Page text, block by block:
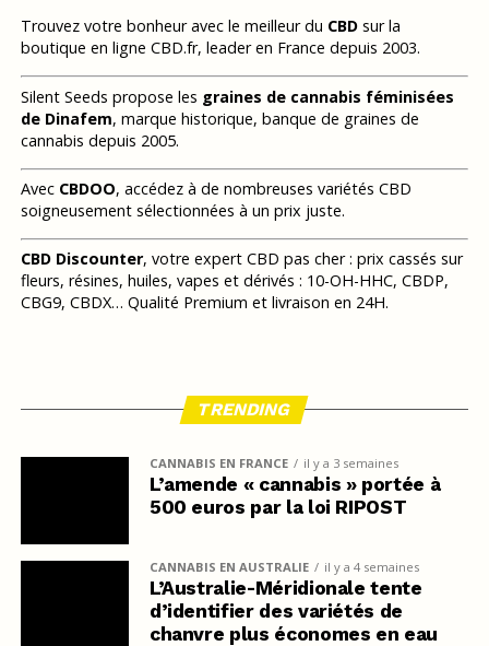
Trouvez votre bonheur avec le meilleur du CBDsur la
boutique en ligne CBD.fr, leader en France depuis 2003.
Silent Seeds propose les graines de cannabis féminisées
de Dinafem, marque historique, banque de graines de
cannabis depuis 2005.
Avec CBDOO, accédez à de nombreuses variétés CBD
soigneusement sélectionnées à un prix juste.
CBD Discounter, votre expert CBD pas cher : prix cassés sur
fleurs, résines, huiles, vapes et dérivés : 10-OH-HHC, CBDP,
CBG9, CBDX… Qualité Premium et livraison en 24H.
TRENDING
CANNABIS EN FRANCE il y a 3 semaines
L’amende « cannabis » portée à
500 euros par la loi RIPOST
CANNABIS EN AUSTRALIE il y a 4 semaines
L’Australie-Méridionale tente
d’identifier des variétés de
chanvre plus économes en eau